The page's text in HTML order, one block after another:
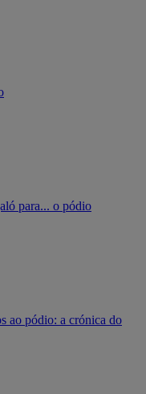
para... o pódio
ao pódio: a crónica do